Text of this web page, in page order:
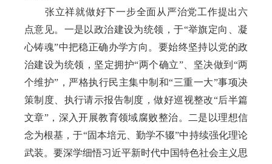
张立祥就做好下一步全面从严治党工作提出六
点意见。一是以政治建设为统领，于“举旗定向、凝
心铸魂”中把稳正确办学方向。要始终坚持以党的政
治建设为统领，坚定拥护“两个确立”、坚决做到“两
个维护” ，严格执行民主集中制和“三重一大”事项决
策制度、执行请示报告制度，做好巡视整改“后半篇
文章”，深入开展教育领域腐败整治。二是以理想信
念为根基，于“固本培元、勤学不辍”中持续强化理论
武装。要深学细悟习近平新时代中国特色社会主义思